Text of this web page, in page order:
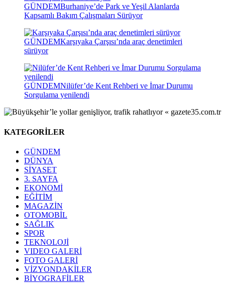
GÜNDEMBurhaniye’de Park ve Yeşil Alanlarda
Kapsamlı Bakım Çalışmaları Sürüyor
GÜNDEMKarşıyaka Çarşısı’nda araç denetimleri
sürüyor
GÜNDEMNilüfer’de Kent Rehberi ve İmar Durumu
Sorgulama yenilendi
KATEGORİLER
GÜNDEM
DÜNYA
SİYASET
3. SAYFA
EKONOMİ
EĞİTİM
MAGAZİN
OTOMOBİL
SAĞLIK
SPOR
TEKNOLOJİ
VIDEO GALERİ
FOTO GALERİ
VİZYONDAKİLER
BİYOGRAFİLER